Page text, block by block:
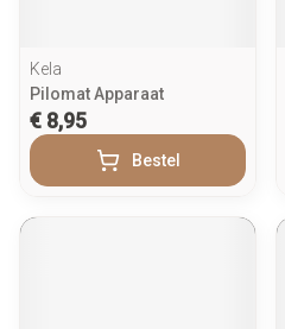
Kela
Pilomat Apparaat
€ 8,95
Bestel